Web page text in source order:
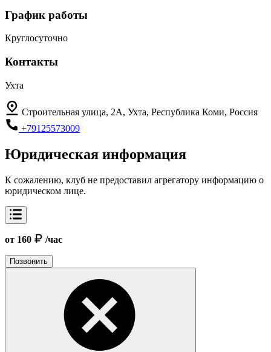
График работы
Круглосуточно
Контакты
Ухта
Строительная улица, 2А, Ухта, Республика Коми, Россия
+79125573009
Юридическая информация
К сожалению, клуб не предоставил агрегатору информацию о
юридическом лице.
от 160 /час
Позвонить